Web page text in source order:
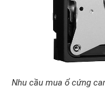
Nhu cầu mua ổ cứng